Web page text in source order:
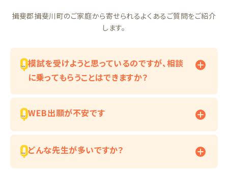
揖斐郡揖斐川町のご家庭から寄せられるよくあるご質問をご紹介
します。
模試を受けようと思っているのですが、相談
に乗ってもらうことはできますか？
WEB出願が不安です
どんな先生が多いですか？